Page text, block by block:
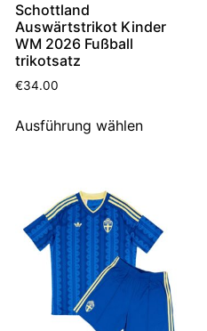
Schottland
Auswärtstrikot Kinder
WM 2026 Fußball
trikotsatz
€34.00
Ausführung wählen